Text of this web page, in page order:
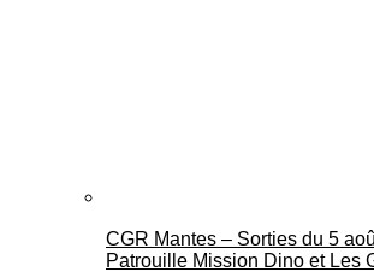
CGR Mantes – Sorties du 5
Patrouille Mission Dino et Les